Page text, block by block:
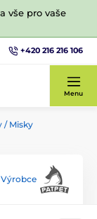
vše pro vaše
+420 216 216 106
Menu
/ Misky
Výrobce